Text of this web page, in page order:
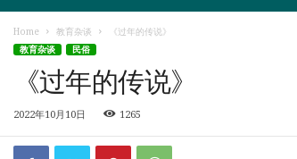
Home 教育杂谈
《过年的传说》
教育杂谈
民俗
《过年的传说》
2022年10月10日 1265